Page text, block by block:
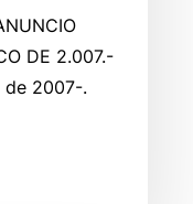
DE 2.007.-
de 2007-.